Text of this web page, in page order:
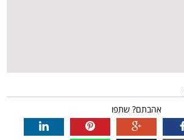
אהבתם? שתפו